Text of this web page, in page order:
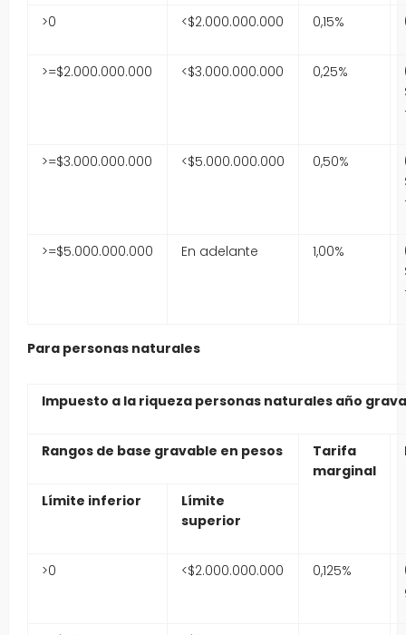
>0 <$2.000.000.000 0,15%
>=$2.000.000.000 <$3.000.000.000 0,25%
>=$3.000.000.000 <$5.000.000.000 0,50%
>=$5.000.000.000 En adelante 1,00%
Para personas naturales
Impuesto a la riqueza personas naturales año
Rangos de base gravable en pesos
Tarifa
marginal
Límite inferior
Límite
superior
>0 <$2.000.000.000 0,125%